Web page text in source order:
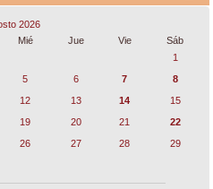
2026
Mié Jue Vie
Sáb
1
5 6 7
8
12 13 14
15
19 20 21
22
26 27 28
29